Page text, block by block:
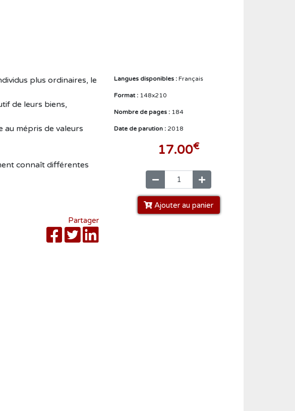
plus ordinaires, le
de leurs biens,
mépris de valeurs
connaît différentes
Partager
Langues disponibles : Français
Format : 148x210
Nombre de pages : 184
Date de parution : 2018
17.00€
Ajouter au panier